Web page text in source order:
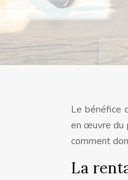
Le bénéfice
en œuvre du
comment
La